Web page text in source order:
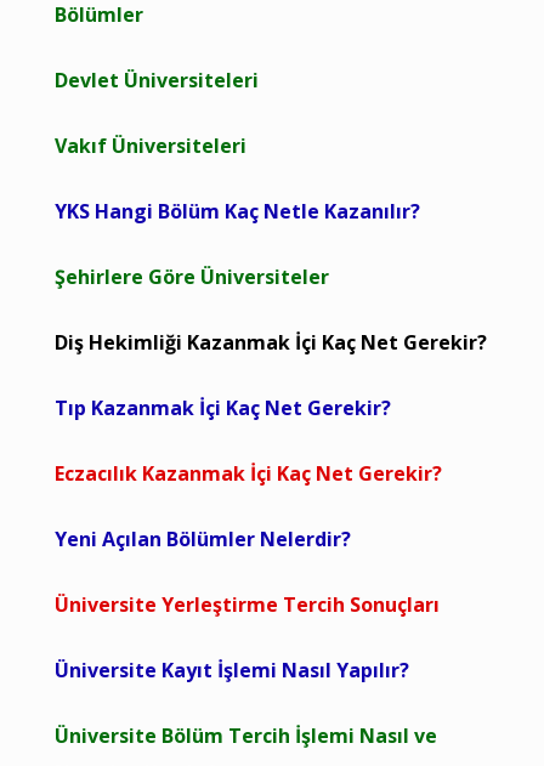
Bölümler
Devlet Üniversiteleri
Vakıf Üniversiteleri
YKS Hangi Bölüm Kaç Netle Kazanılır?
Şehirlere Göre Üniversiteler
Diş Hekimliği Kazanmak İçi Kaç Net Gerekir?
Tıp Kazanmak İçi Kaç Net Gerekir?
Eczacılık Kazanmak İçi Kaç Net Gerekir?
Yeni Açılan Bölümler Nelerdir?
Üniversite Yerleştirme Tercih Sonuçları
Üniversite Kayıt İşlemi Nasıl Yapılır?
Üniversite Bölüm Tercih İşlemi Nasıl ve